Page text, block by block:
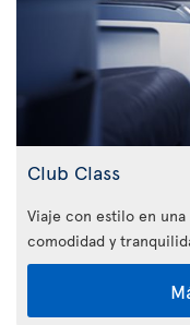
Club Class
Viaje con estilo en
comodidad y